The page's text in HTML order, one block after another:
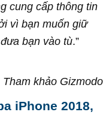
cung cấp thông tin
vì bạn muốn giữ
bạn vào tù.”
Tham khảo Gizmodo
iPhone 2018,